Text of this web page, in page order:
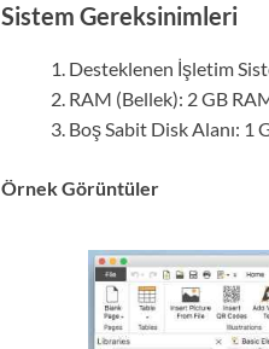
Sistem Gereksinimleri
Desteklenen İşletim
RAM (Bellek): 2 GB
Boş Sabit Disk Alanı: 1
Örnek Görüntüler